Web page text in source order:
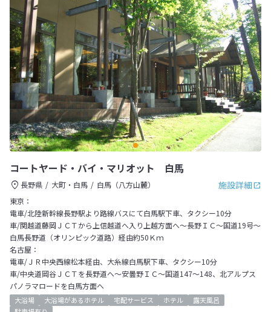
コートヤード・バイ・マリオット 白馬
施設詳細
長野県 大町・白馬
白馬（八方山麓）
東京：
電車/北陸新幹線長野駅より路線バスにて白馬駅下車、タクシー10分
車/関越道藤岡ＪＣＴから上信越道へ入り上越方面へ～長野ＩＣ～国道19号～
白馬長野道（オリンピック道路）経由約50Ｋｍ
名古屋：
電車/ＪＲ中央西線松本経由、大糸線白馬駅下車、タクシー10分
車/中央道岡谷ＪＣＴを長野道へ～安曇野ＩＣ～国道147～148、北アルプス
パノラマロードを白馬方面へ
大浴場 大浴場があるホテル 宅配サービス ホテル
露天風呂